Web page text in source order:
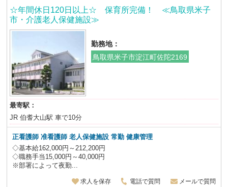
☆年間休日120日以上☆ 保育所完備！ ≪鳥取県米子
市・介護老人保健施設≫
勤務地：
鳥取県米子市淀江町佐陀2169
最寄駅：
JR 伯耆大山駅 車で10分
正看護師 准看護師 老人保健施設常勤 健康管理
◇基本給162,000円～212,200円
◇職務手当15,000円～40,000円
※部署によって夜勤...
求人を保存 電話で質問 メールで質問